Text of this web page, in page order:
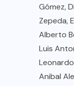
Gómez,
Zepeda,
Alberto
Luis
Anibal